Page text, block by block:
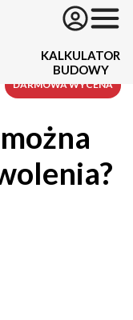
KALKULATOR
BUDOWY
DARMOWA WYCENA